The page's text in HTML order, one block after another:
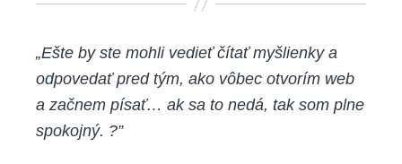
„Ešte by ste mohli vedieť čítať myšlienky a
odpovedať pred tým, ako vôbec otvorím web
a začnem písať… ak sa to nedá, tak som plne
spokojný. ?”